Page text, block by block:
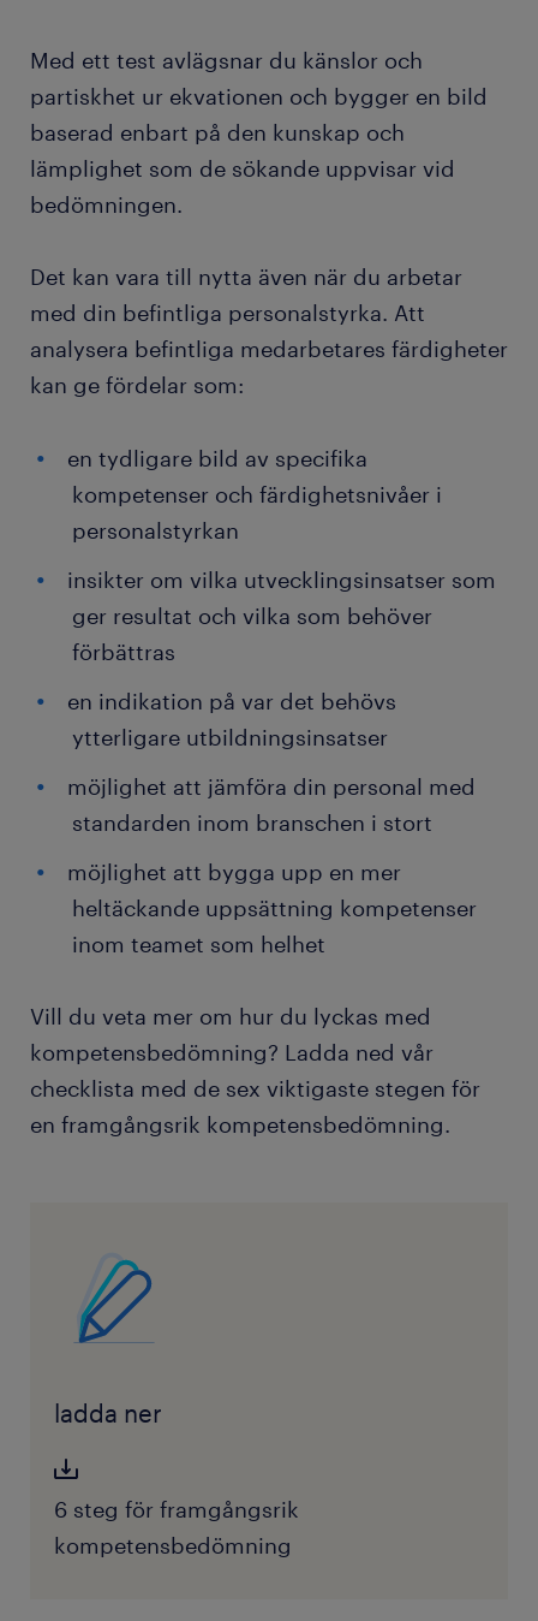
Med ett test avlägsnar du känslor och
partiskhet ur ekvationen och bygger en bild
baserad enbart på den kunskap och
lämplighet som de sökande uppvisar vid
bedömningen.
Det kan vara till nytta även när du arbetar
med din befintliga personalstyrka. Att
analysera befintliga medarbetares färdigheter
kan ge fördelar som:
en tydligare bild av specifika
kompetenser och färdighetsnivåer i
personalstyrkan
insikter om vilka utvecklingsinsatser som
ger resultat och vilka som behöver
förbättras
en indikation på var det behövs
ytterligare utbildningsinsatser
möjlighet att jämföra din personal med
standarden inom branschen i stort
möjlighet att bygga upp en mer
heltäckande uppsättning kompetenser
inom teamet som helhet
Vill du veta mer om hur du lyckas med
kompetensbedömning? Ladda ned vår
checklista med de sex viktigaste stegen för
en framgångsrik kompetensbedömning.
ladda ner
6 steg för framgångsrik
kompetensbedömning